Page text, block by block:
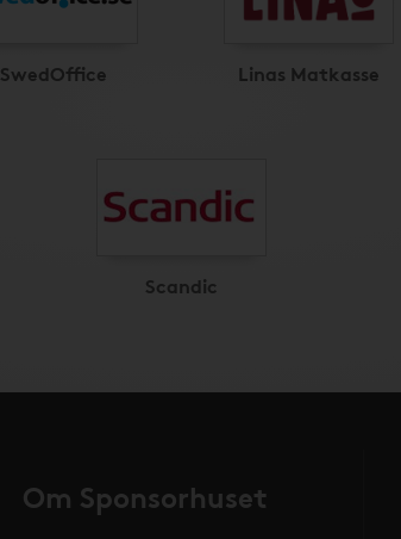
SwedOffice Linas Matkasse
Scandic
Om Sponsorhuset